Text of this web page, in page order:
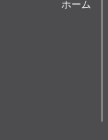
ホーム